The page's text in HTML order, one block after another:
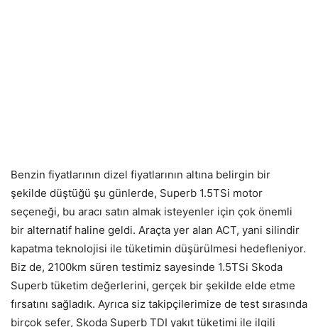
Benzin fiyatlarının dizel fiyatlarının altına belirgin bir
şekilde düştüğü şu günlerde, Superb 1.5TSi motor
seçeneği, bu aracı satın almak isteyenler için çok önemli
bir alternatif haline geldi. Araçta yer alan ACT, yani silindir
kapatma teknolojisi ile tüketimin düşürülmesi hedefleniyor.
Biz de, 2100km süren testimiz sayesinde 1.5TSi Skoda
Superb tüketim değerlerini, gerçek bir şekilde elde etme
fırsatını sağladık. Ayrıca siz takipçilerimize de test sırasında
birçok sefer, Skoda Superb TDI yakıt tüketimi ile ilgili